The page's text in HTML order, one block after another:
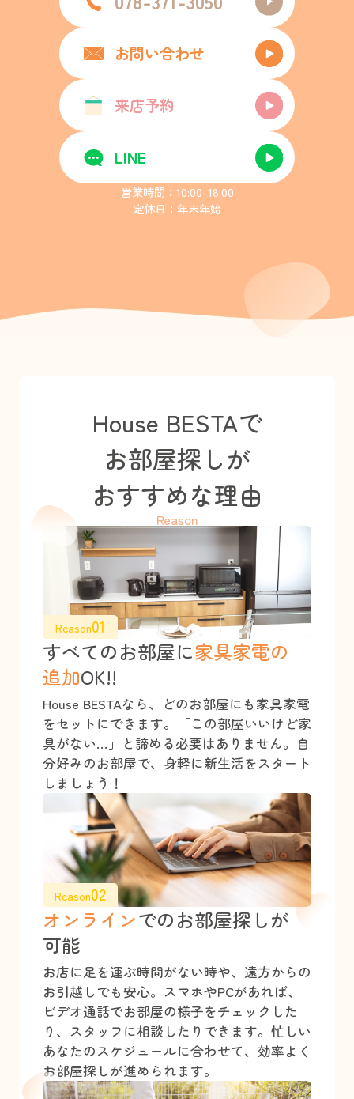
お問い合わせ
来店予約
LINE
営業時間：10:00-18:00
定休日：年末年始
House BESTAで
お部屋探しが
おすすめな理由
Reason
Reason01
すべてのお部屋に家具家電の
追加OK!!
House BESTAなら、どのお部屋にも家具家電
をセットにできます。「この部屋いいけど家
具がない…」と諦める必要はありません。自
分好みのお部屋で、身軽に新生活をスタート
しましょう！
Reason02
オンラインでのお部屋探しが
可能
お店に足を運ぶ時間がない時や、遠方からの
お引越しでも安心。スマホやPCがあれば、
ビデオ通話でお部屋の様子をチェックした
り、スタッフに相談したりできます。忙しい
あなたのスケジュールに合わせて、効率よく
お部屋探しが進められます。